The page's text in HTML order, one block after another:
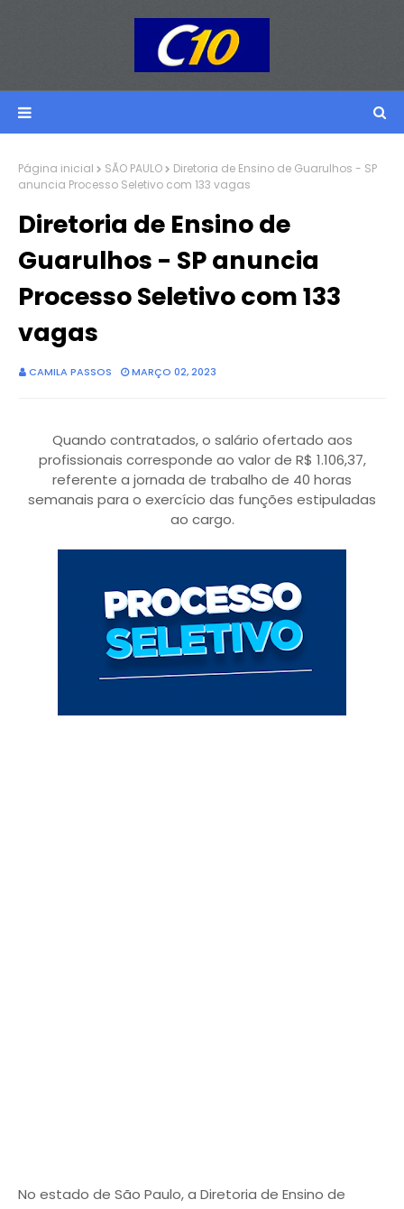
Página inicial SÃO PAULO
Diretoria de Ensino de Guarulhos - SP
anuncia Processo Seletivo com 133 vagas
Diretoria de Ensino de
Guarulhos - SP anuncia
Processo Seletivo com 133
vagas
CAMILA PASSOS MARÇO 02, 2023
Quando contratados, o salário ofertado aos
profissionais corresponde ao valor de R$ 1.106,37,
referente a jornada de trabalho de 40 horas
semanais para o exercício das funções estipuladas
ao cargo.
No estado de São Paulo, a Diretoria de Ensino de